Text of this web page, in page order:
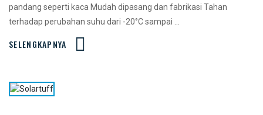
pandang seperti kaca Mudah dipasang dan fabrikasi Tahan
terhadap perubahan suhu dari -20°C sampai ...
SELENGKAPNYA